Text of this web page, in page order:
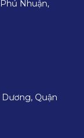
Nhuận,
Quận